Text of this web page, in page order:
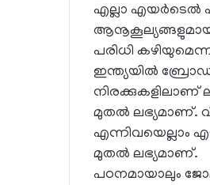
എല്ലാ എയര്‍ടെല്‍
പരിധി
ഇന്ത്യയില്‍
നിരക്കുകളിലാണ്
മുതല്‍ ലഭ്യമാണ്.
എന്നിവയെല്ലാം
മുതല്‍ ലഭ്യമാണ്.
പഠനമായാലും